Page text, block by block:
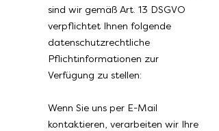
sind wir gemäß Art. 13 DSGVO
verpflichtet Ihnen folgende
datenschutzrechtliche
Pflichtinformationen zur
Verfügung zu stellen:
Wenn Sie uns per E-Mail
kontaktieren, verarbeiten wir Ihre